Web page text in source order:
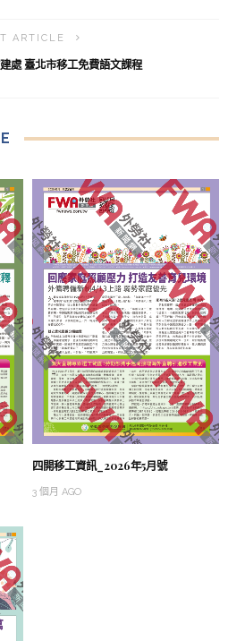
ARTICLE
處 臺北市移工免費語文課程
四開移工資訊_2026年5月號
3 個月 AGO